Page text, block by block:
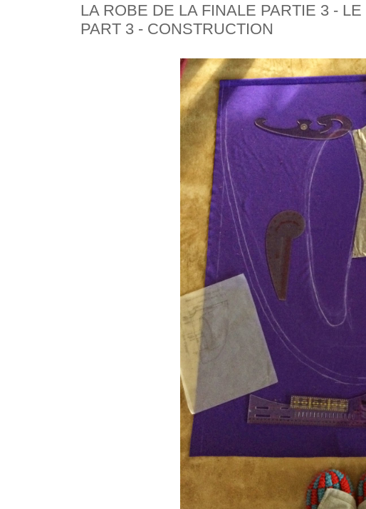
LA ROBE DE LA FINALE PARTIE 3 -
PART 3 - CONSTRUCTION